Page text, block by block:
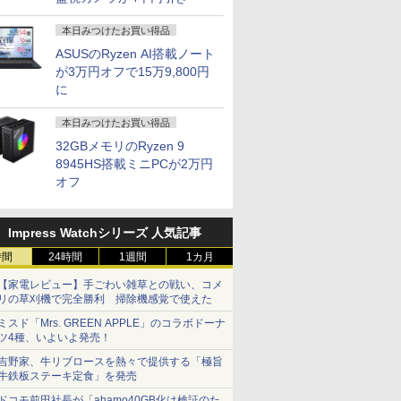
本日みつけたお買い得品
ASUSのRyzen AI搭載ノート
が3万円オフで15万9,800円
に
本日みつけたお買い得品
32GBメモリのRyzen 9
8945HS搭載ミニPCが2万円
オフ
Impress Watchシリーズ 人気記事
24時間 1週間 1カ月
家電レビュー】手ごわい雑草との戦い、コメ
の草刈機で完全勝利 掃除機感覚で使えた
スド「Mrs. GREEN APPLE」のコラボドーナ
4種、いよいよ発売！
野家、牛リブロースを熱々で提供する「極旨
鉄板ステーキ定食」を発売